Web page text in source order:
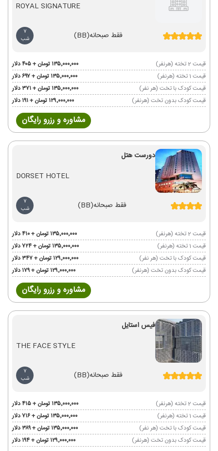
ROYAL SIGNATURE
فقط صبحانه(BB)
7
شب
قیمت 2 تخته (هرنفر)
۱۳۵٬۰۰۰٬۰۰۰ تومان + ۴۰۵ دلار
قیمت 1 تخته (هرنفر)
۱۳۵٬۰۰۰٬۰۰۰ تومان + ۶۹۷ دلار
قیمت کودک با تخت (هر نفر)
۱۳۵٬۰۰۰٬۰۰۰ تومان + ۳۷۱ دلار
قیمت کودک بدون تخت (هرنفر)
۱۲۹٬۰۰۰٬۰۰۰ تومان + ۱۹۱ دلار
مشاوره و رزرو رایگان
دورست هتل
DORSET HOTEL
فقط صبحانه(BB)
7
شب
قیمت 2 تخته (هرنفر)
۱۳۵٬۰۰۰٬۰۰۰ تومان + ۴۱۰ دلار
قیمت 1 تخته (هرنفر)
۱۳۵٬۰۰۰٬۰۰۰ تومان + ۷۲۴ دلار
قیمت کودک با تخت (هر نفر)
۱۲۹٬۰۰۰٬۰۰۰ تومان + ۳۴۷ دلار
قیمت کودک بدون تخت (هرنفر)
۱۲۹٬۰۰۰٬۰۰۰ تومان + ۱۷۹ دلار
مشاوره و رزرو رایگان
فیس استایل
THE FACE STYLE
فقط صبحانه(BB)
7
شب
قیمت 2 تخته (هرنفر)
۱۳۵٬۰۰۰٬۰۰۰ تومان + ۴۱۵ دلار
قیمت 1 تخته (هرنفر)
۱۳۵٬۰۰۰٬۰۰۰ تومان + ۷۱۶ دلار
قیمت کودک با تخت (هر نفر)
۱۳۵٬۰۰۰٬۰۰۰ تومان + ۳۸۹ دلار
قیمت کودک بدون تخت (هرنفر)
۱۲۹٬۰۰۰٬۰۰۰ تومان + ۱۹۴ دلار